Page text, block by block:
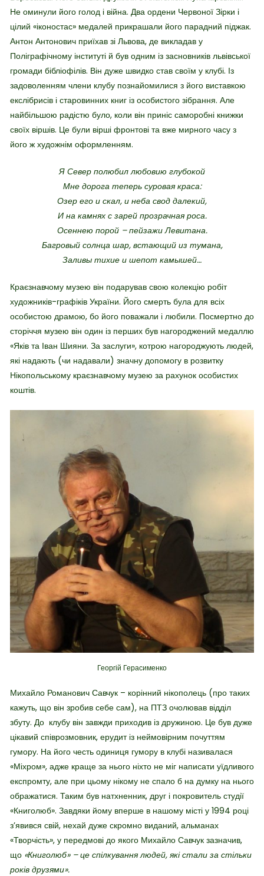
Не оминули його голод і війна. Два ордени Червоної Зірки і
цілий «іконостас» медалей прикрашали його парадний піджак.
Антон Антонович приїхав зі Львова, де викладав у
Поліграфічному інституті й був одним із засновників львівської
громади бібліофілів. Він дуже швидко став своїм у клубі. Із
задоволенням члени клубу познайомилися з його виставкою
екслібрисів і старовинних книг із особистого зібрання. Але
найбільшою радістю було, коли він приніс саморобні книжки
своїх віршів. Це були вірші фронтові та вже мирного часу з
його ж художнім оформленням.
Я Север полюбил любовию глубокой
Мне дорога теперь суровая краса:
Озер его и скал, и неба свод далекий,
И на камнях с зарей прозрачная роса.
Осеннею порой – пейзажи Левитана.
Багровый солнца шар, встающий из тумана,
Заливы тихие и шепот камышей…
Краєзнавчому музею він подарував свою колекцію робіт
художників-графіків України. Його смерть була для всіх
особистою драмою, бо його поважали і любили. Посмертно до
сторіччя музею він один із перших був нагороджений медаллю
«Яків та Іван Шияни. За заслуги», котрою нагороджують людей,
які надають (чи надавали) значну допомогу в розвитку
Нікопольському краєзнавчому музею за рахунок особистих
коштів.
Георгій Герасименко
Михайло Романович Савчук – корінний нікополець (про таких
кажуть, що він зробив себе сам), на ПТЗ очолював відділ
збуту. До клубу він завжди приходив із дружиною. Це був дуже
цікавий співрозмовник, ерудит із неймовірним почуттям
гумору. На його честь одиниця гумору в клубі називалася
«Міхром», адже краще за нього ніхто не міг написати уїдливого
експромту, але при цьому нікому не спало б на думку на нього
ображатися. Таким був натхненник, друг і покровитель студії
«Книголюб». Завдяки йому вперше в нашому місті у 1994 році
з’явився свій, нехай дуже скромно виданий, альманах
«Творчість», у передмові до якого Михайло Савчук зазначив,
що «Книголюб» – це спілкування людей, які стали за стільки
років друзями».